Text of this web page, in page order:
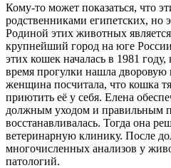
Кому-то может показаться, что
родственниками египетских, но
Родиной этих животных
крупнейший город на юге
этих кошек началась в 1981
время прогулки нашла
женщина посчитала, что кошка
приютить её у себя. Елена
должным уходом и правильным
восстанавливалась. Тогда она
ветеринарную клинику. После
многочисленных анализов у
патологий.